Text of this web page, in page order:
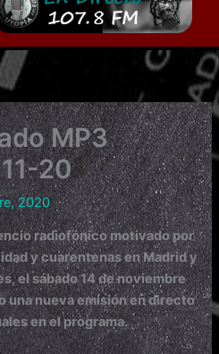
MP3
20
2020
radiofónico motivado por
y cuarentenas en Madrid y
el sábado 14 de noviembre
una nueva emisión en directo
en el programa.